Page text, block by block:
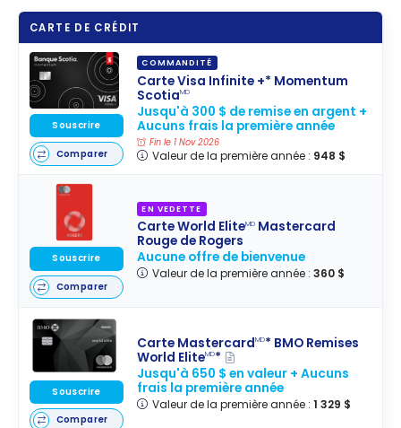
CARTE DE CRÉDIT
COMMANDITÉ
Carte Visa Infinite +* Momentum
ScotiaMD
Jusqu'à 300 $ de remise en argent +
Aucuns frais la première année
Fin le 1 Nov 2026
Valeur de la première année : 948 $
Souscrire
Comparer
EN VEDETTE
Carte World EliteMD Mastercard
Rouge de Rogers
Aucune offre de bienvenue
Valeur de la première année : 360 $
Souscrire
Comparer
Carte MastercardMD* BMO Remises
World EliteMD*
Jusqu'à 650 $ en valeur + Aucuns
frais la première année
Valeur de la première année : 1 329 $
Souscrire
Comparer